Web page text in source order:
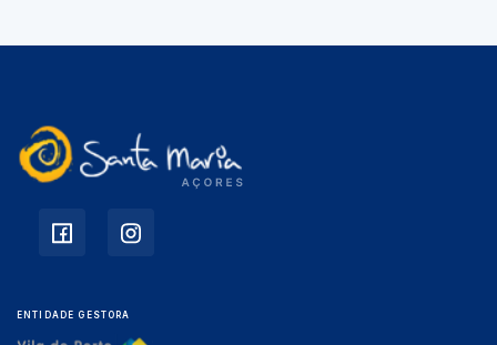
ENTIDADE GESTORA